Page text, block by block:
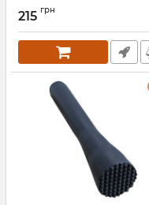
Артикул:
215 грн